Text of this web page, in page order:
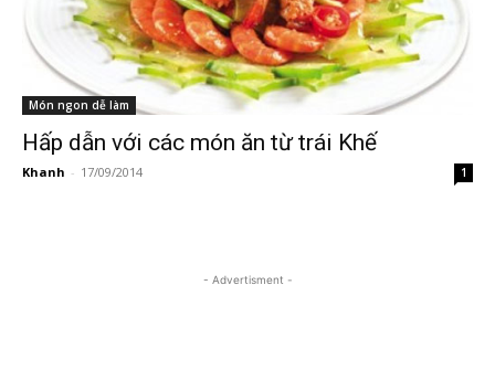
Món ngon dễ làm
Hấp dẫn với các món ăn từ trái Khế
Khanh - 17/09/2014 1
- Advertisment -